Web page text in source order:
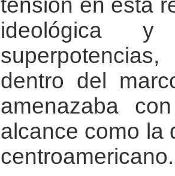
tensión en ésta
ideológica
dentro del
amenazaba
alcance como la
centroamericano.